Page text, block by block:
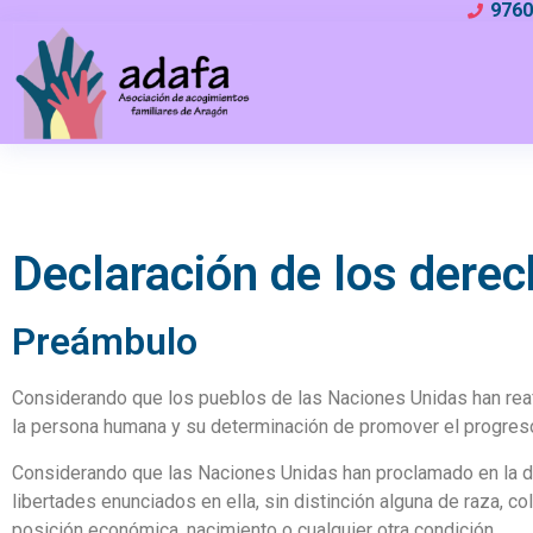
Declaración de los
Preámbulo
Considerando que los pueblos de las Naciones Unidas han
la persona humana y su determinación de promover el
Considerando que las Naciones Unidas han proclamado en
libertades enunciados en ella, sin distinción alguna de raza,